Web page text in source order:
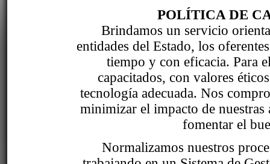
POLÍTICA DE
Brindamos un servicio
entidades del Estado, los
tiempo y con eficacia. Para
capacitados, con valores
tecnología adecuada. Nos
minimizar el impacto de
fomentar el
Normalizamos nuestros